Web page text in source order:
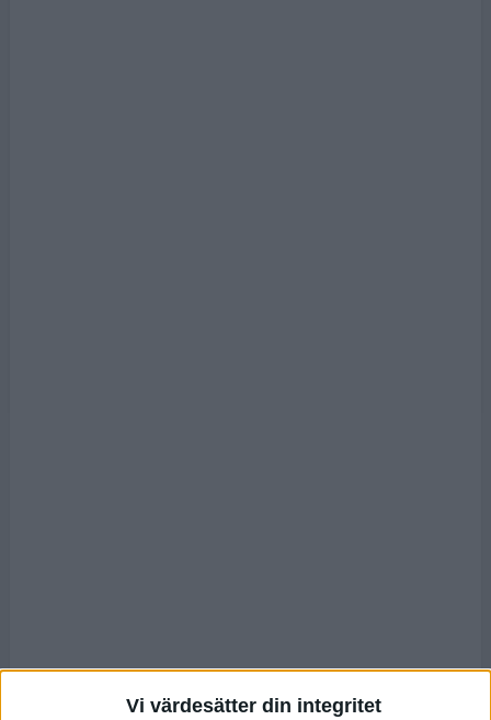
Vi värdesätter din integritet